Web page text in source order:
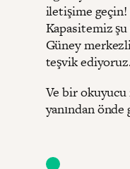
iletişime geçin!
Kapasitemiz
Güney
teşvik
Ve bir okuyucu
yanından